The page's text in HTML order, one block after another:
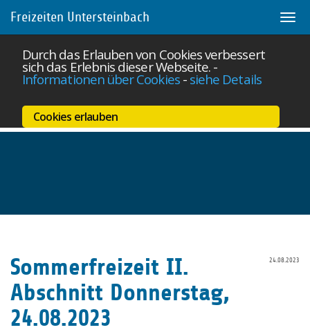
Durch das Erlauben von Cookies verbessert
sich das Erlebnis dieser Webseite. -
Informationen über Cookies- siehe Details
Cookies erlauben
main
content
Freizeiten Untersteinbach
24.08.2023
Sommerfreizeit II.
Abschnitt Donnerstag,
24.08.2023